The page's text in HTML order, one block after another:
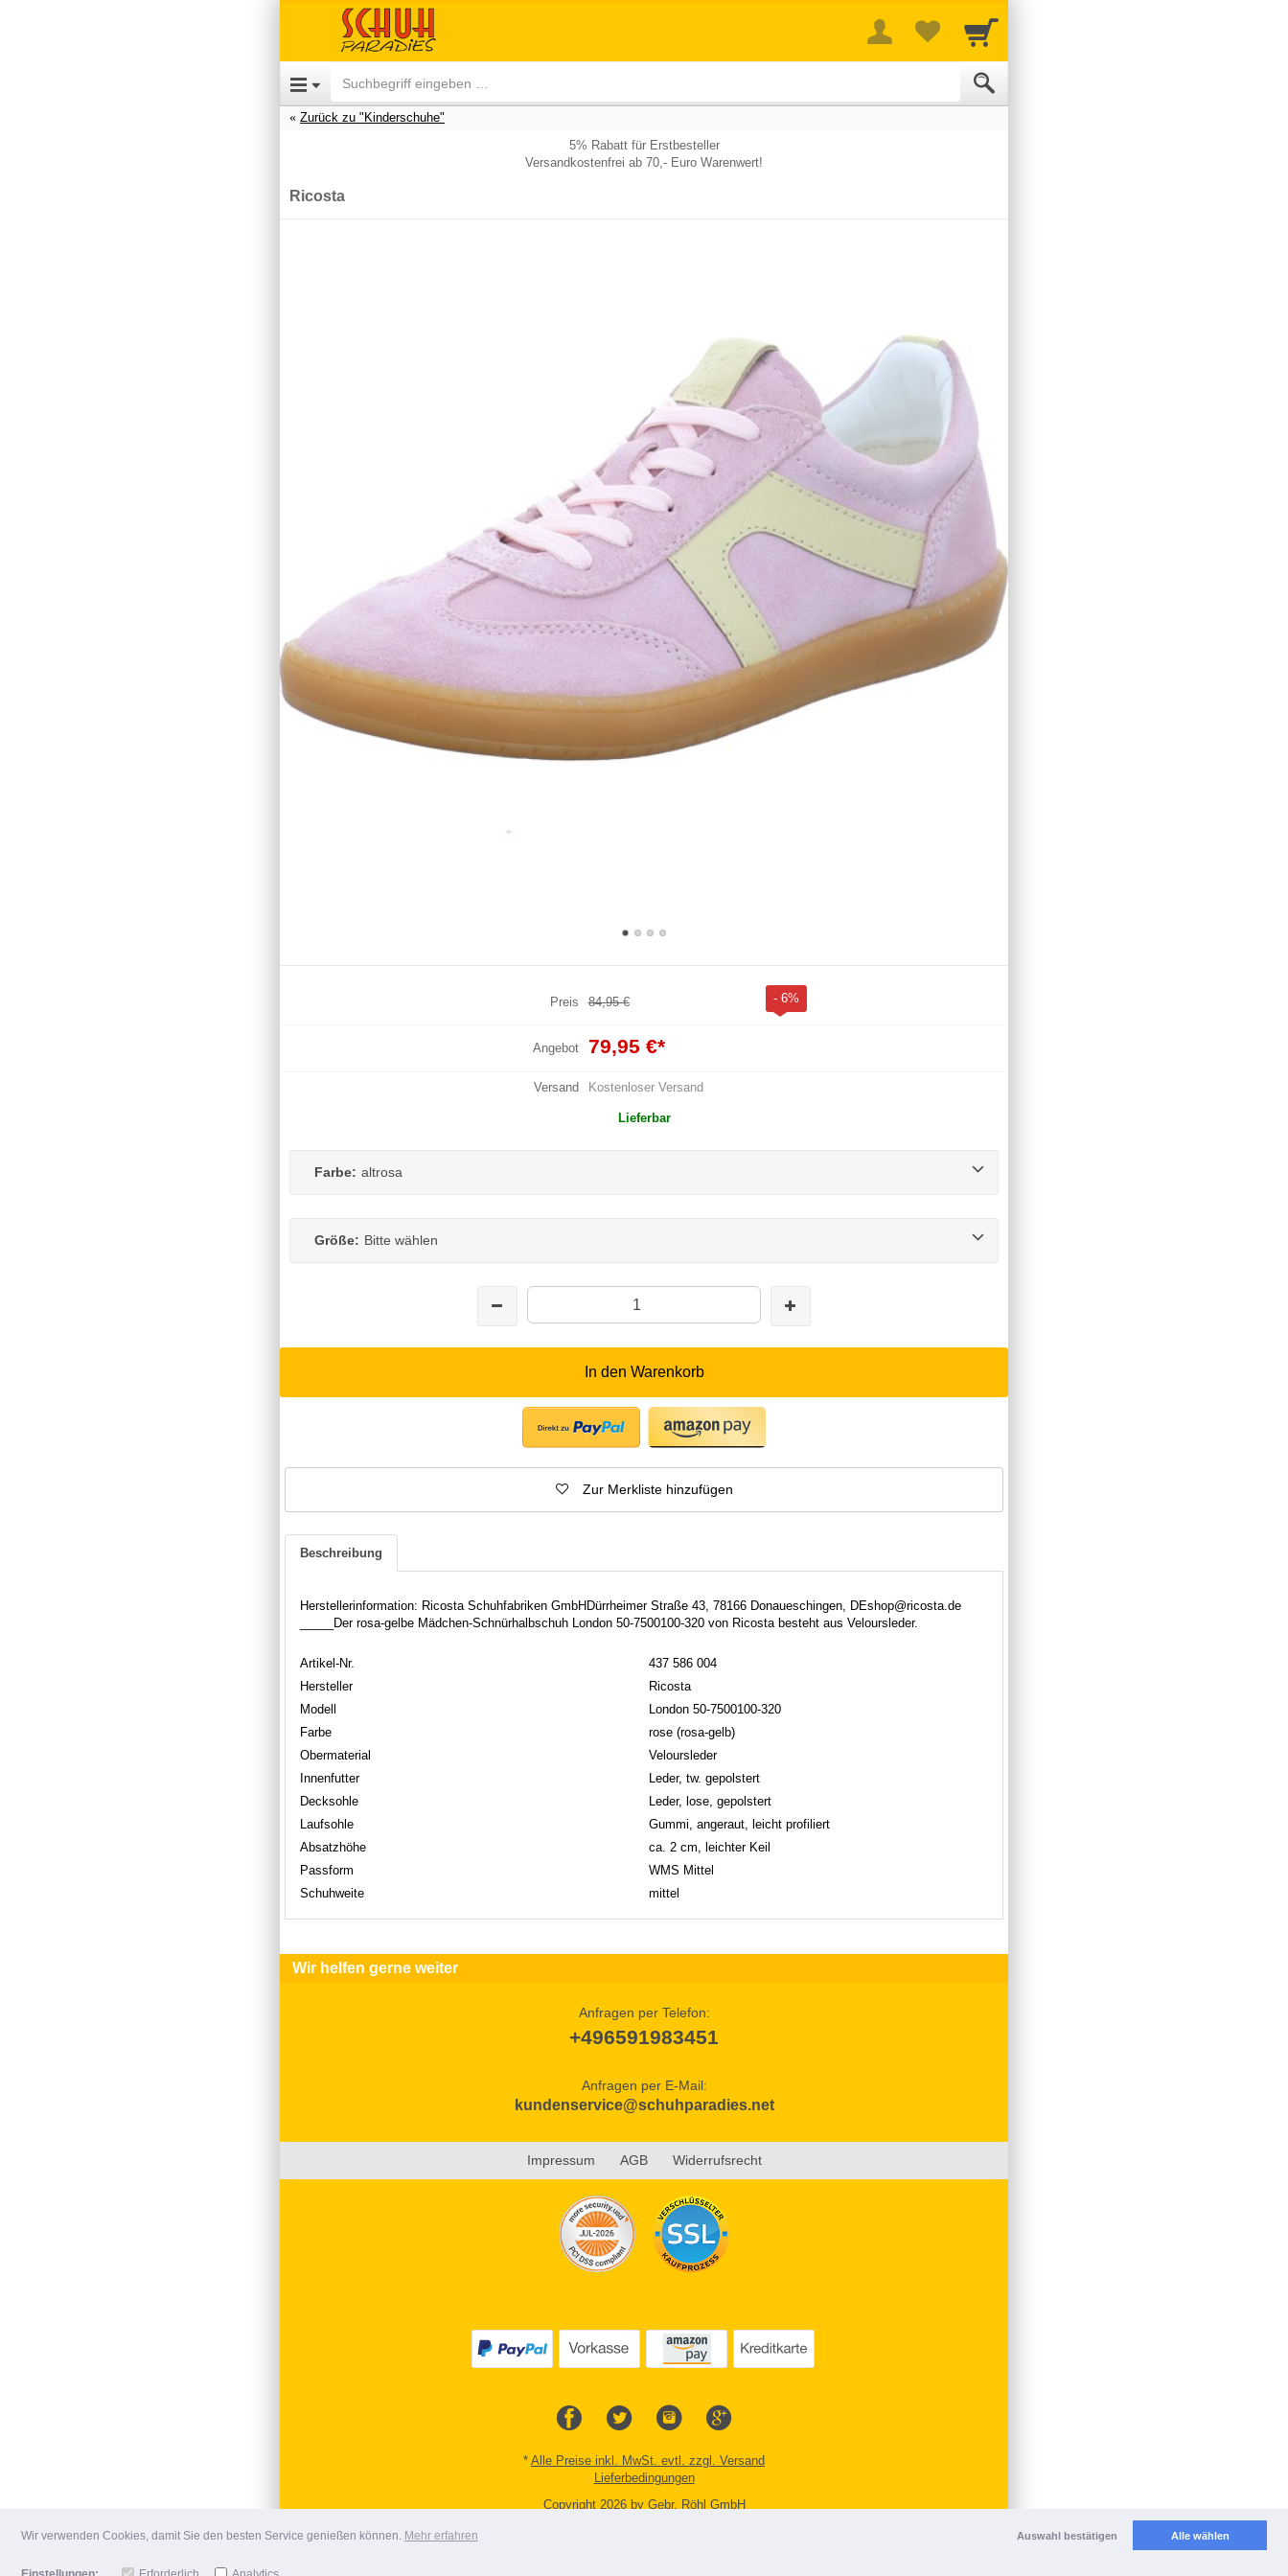
Wir verwenden Cookies, damit Sie den besten Service genießen können. Mehr erfahren Auswahl bestätigen Alle wählen
Zurück zu "Kinderschuhe"
5% Rabatt für Erstbesteller
Versandkostenfrei ab 70,- Euro Warenwert!
Ricosta
Preis 84,95 € - 6%
Angebot 79,95 €*
Versand Kostenloser Versand
Lieferbar
Farbe: altrosa
Größe: Bitte wählen
In den Warenkorb
Zur Merkliste hinzufügen
Beschreibung
Herstellerinformation: Ricosta Schuhfabriken GmbHDürrheimer Straße 43, 78166 Donaueschingen, DEshop@ricosta.de
_____Der rosa-gelbe Mädchen-Schnürhalbschuh London 50-7500100-320 von Ricosta besteht aus Veloursleder.
Artikel-Nr.
437 586 004
Hersteller
Ricosta
Modell
London 50-7500100-320
Farbe
rose (rosa-gelb)
Obermaterial
Veloursleder
Innenfutter
Leder, tw. gepolstert
Decksohle
Leder, lose, gepolstert
Laufsohle
Gummi, angeraut, leicht profiliert
Absatzhöhe
ca. 2 cm, leichter Keil
Passform
WMS Mittel
Schuhweite
mittel
Wir helfen gerne weiter
Anfragen per Telefon:
+496591983451
Anfragen per E-Mail:
kundenservice@schuhparadies.net
Impressum AGB Widerrufsrecht
* Alle Preise inkl. MwSt. evtl. zzgl. Versand
Lieferbedingungen
Copyright 2026 by Gebr. Röhl GmbH